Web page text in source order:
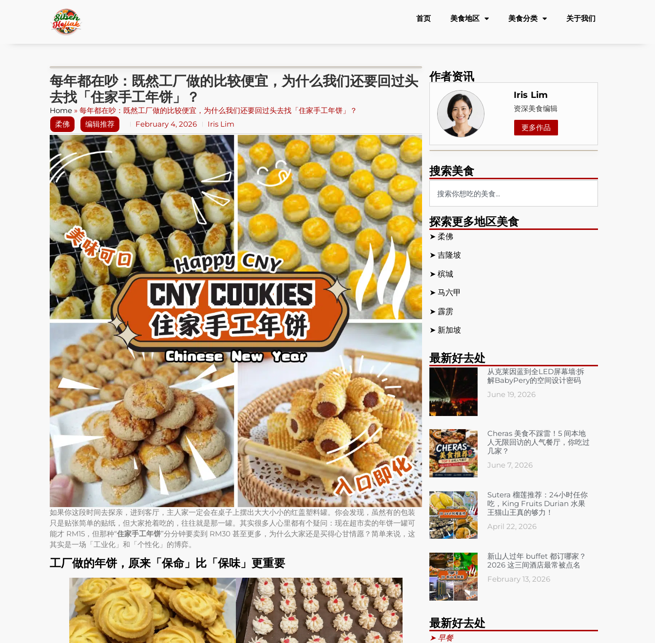
首页 美食地区 美食分类 关于我们
每年都在吵：既然工厂做的比较便宜，为什么我们还要回过头
去找「住家手工年饼」？
Home » 每年都在吵：既然工厂做的比较便宜，为什么我们还要回过头去找「住家手工年饼」？
柔佛
编辑推荐 February 4, 2026 Iris Lim
如果你这段时间去探亲，进到客厅，主人家一定会在桌子上摆出大大小小的红盖塑料罐。你会发现，虽然有的包装
只是贴张简单的贴纸，但大家抢着吃的，往往就是那一罐。其实很多人心里都有个疑问：现在超市卖的年饼一罐可
能才 RM15，但那种“住家手工年饼”分分钟要卖到 RM30 甚至更多，为什么大家还是买得心甘情愿？简单来说，这
其实是一场「工业化」和「个性化」的博弈。
工厂做的年饼，原来「保命」比「保味」更重要
作者资讯
Iris Lim
资深美食编辑
更多作品
搜索美食
探索更多地区美食
➤ 柔佛
➤ 吉隆坡
➤ 槟城
➤ 马六甲
➤ 霹雳
➤ 新加坡
最新好去处
从克莱因蓝到全LED屏幕墙:拆
解BabyPery的空间设计密码
June 19, 2026
Cheras 美食不踩雷！5 间本地
人无限回访的人气餐厅，你吃过
几家？
June 7, 2026
Sutera 榴莲推荐：24小时任你
吃，King Fruits Durian 水果
王猫山王真的够力！
April 22, 2026
新山人过年 buffet 都订哪家？
2026 这三间酒店最常被点名
February 13, 2026
最新好去处
➤ 早餐